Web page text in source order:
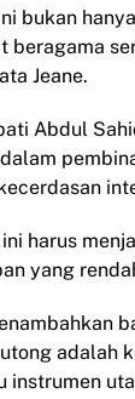
bukan
beragama
Jeane.
Abdul
harus
yang
adalah
instrumen